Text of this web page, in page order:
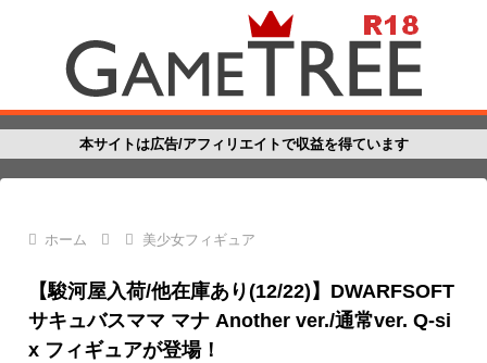
本サイトは広告/アフィリエイトで収益を得ています
ホーム 美少女フィギュア
【駿河屋入荷/他在庫あり(12/22)】DWARFSOFT
サキュバスママ マナ Another ver./通常ver. Q-si
x フィギュアが登場！